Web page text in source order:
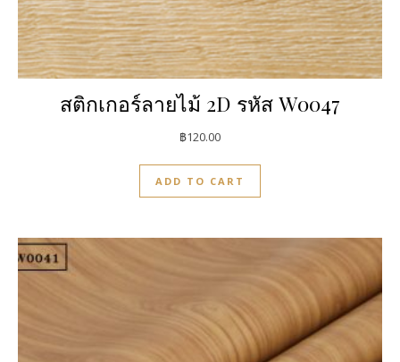
สติกเกอร์ลายไม้ 2D รหัส W0047
฿120.00
ADD TO CART